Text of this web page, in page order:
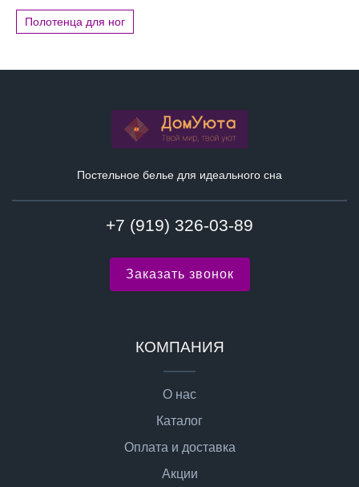
Полотенца для ног
Постельное белье для идеального сна
+7 (919) 326-03-89
Заказать звонок
КОМПАНИЯ
О нас
Каталог
Оплата и доставка
Акции